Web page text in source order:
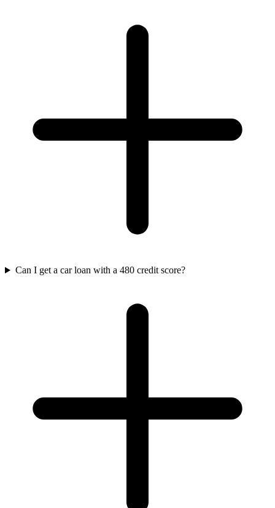
Can I get a car loan with a 480 credit score?